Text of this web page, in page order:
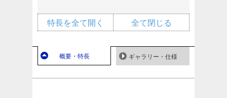
全て閉じる
特長を全て開く
概要・特長 ギャラリー・仕様